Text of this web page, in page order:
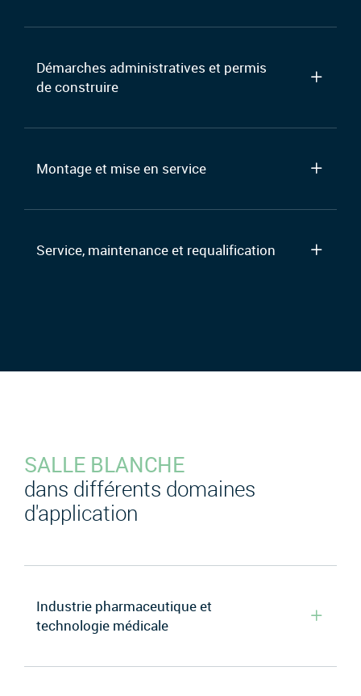
Démarches administratives et permis
de construire
Montage et mise en service
Service, maintenance et requalification
SALLE BLANCHE
dans différents domaines
d'application
Industrie pharmaceutique et
technologie médicale